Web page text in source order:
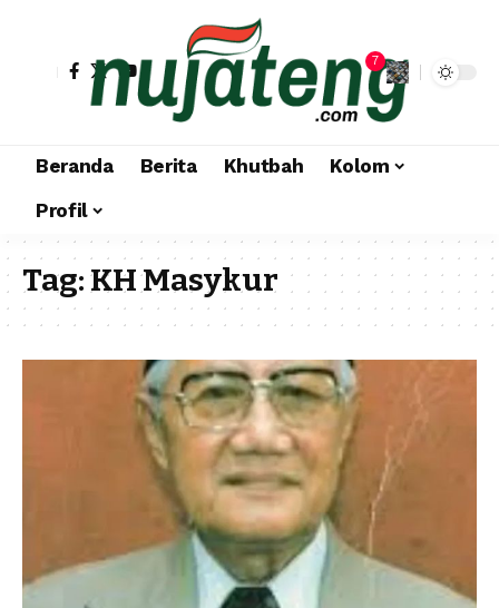
7
Beranda Berita Khutbah
Kolom
Profil
Tag:KH Masykur